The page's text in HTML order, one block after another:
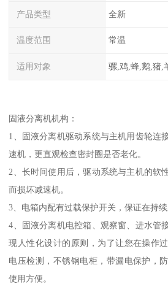
产品类型 全新
温度范围 常温
适用对象
固液分离机机构：
1、固液分离机驱动系统与主机用齿轮连
速机，更直观检查密封圈是否老化。
2、长时间使用后，驱动系统与主机的软
而损坏减速机。
3、电箱内配有过载保护开关，保证在持续
4、固液分离机电控箱、观察窗、进水管
现人性化设计的原则，为了让您在操作
电压检测，不锈钢电柜，带漏电保护，
使用方便。